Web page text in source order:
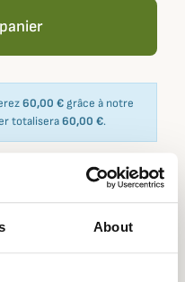
About
60,00 € grâce à notre
totalisera60,00 €.
3 fois dès 100